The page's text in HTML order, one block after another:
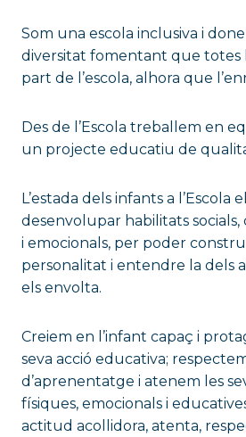
Som una escola inclusiva i
diversitat fomentant que totes
part de l’escola, alhora que
Des de l’Escola treballem en
un projecte educatiu de
L’estada dels infants a l’Escola
desenvolupar habilitats
i emocionals, per poder
personalitat i entendre la dels
els envolta.
Creiem en l’infant capaç i
seva acció educativa;
d’aprenentatge i atenem les
físiques, emocionals i
actitud acollidora, atenta,